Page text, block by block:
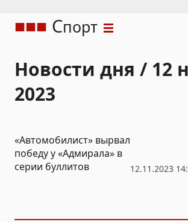
Спорт
Новости дня / 12
2023
12.11.2023
«Автомобилист» вырвал
победу у «Адмирала» в
серии буллитов